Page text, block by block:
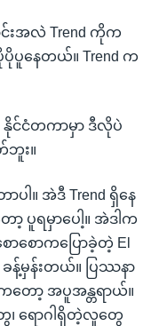
းအလဲ Trend ကိုက
ပူနေတယ်။ Trend က
နိုင်ငံတကာမှာ ဒီလိုပဲ
ဘူး။
ပါ။ အဲဒီ Trend ရှိနေ
ပူရမှာပေါ့။ အဲဒါက
ောကပြောခဲ့တဲ့ El
န့်မှန်းတယ်။ ပြဿနာ
ော့ အပူအန္တရာယ်။
ရောဂါရှိတဲ့လူတွေ